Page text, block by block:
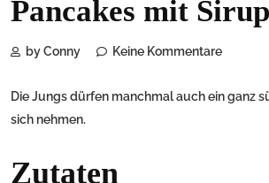
Pancakes mit Sirup
by Conny Keine Kommentare
Die Jungs dürfen manchmal auch ein ganz
sich nehmen.
Zutaten